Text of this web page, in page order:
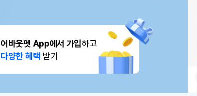
어바웃펫 App에서 가입하고
다양한 혜택 받기